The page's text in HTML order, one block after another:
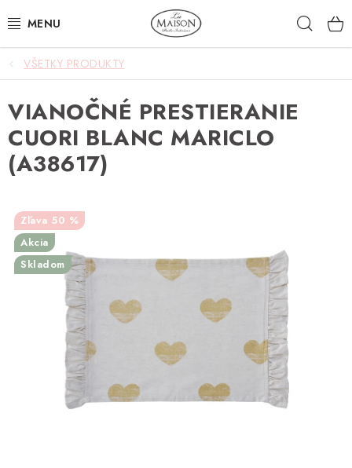
na
NOVINKY
AKCIA
ZÁHRADA
SVIETIDLÁ
DOPLNKY
STOLOVANIE
KOZMETIKA
VŠETKY PRODUKTY
VIANOČNÉ PRESTIERANIE
CUORI BLANC MARICLO
(A38617)
50 %
Akcia
Skladom